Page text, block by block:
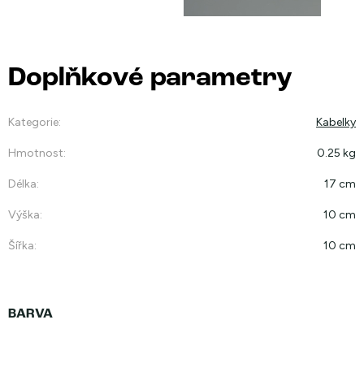
Doplňkové parametry
Kategorie: Kabelky
Hmotnost: 0.25 kg
Délka: 17 cm
Výška: 10 cm
Šířka: 10 cm